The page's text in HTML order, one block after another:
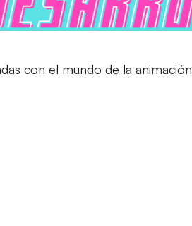
con el mundo de la animación